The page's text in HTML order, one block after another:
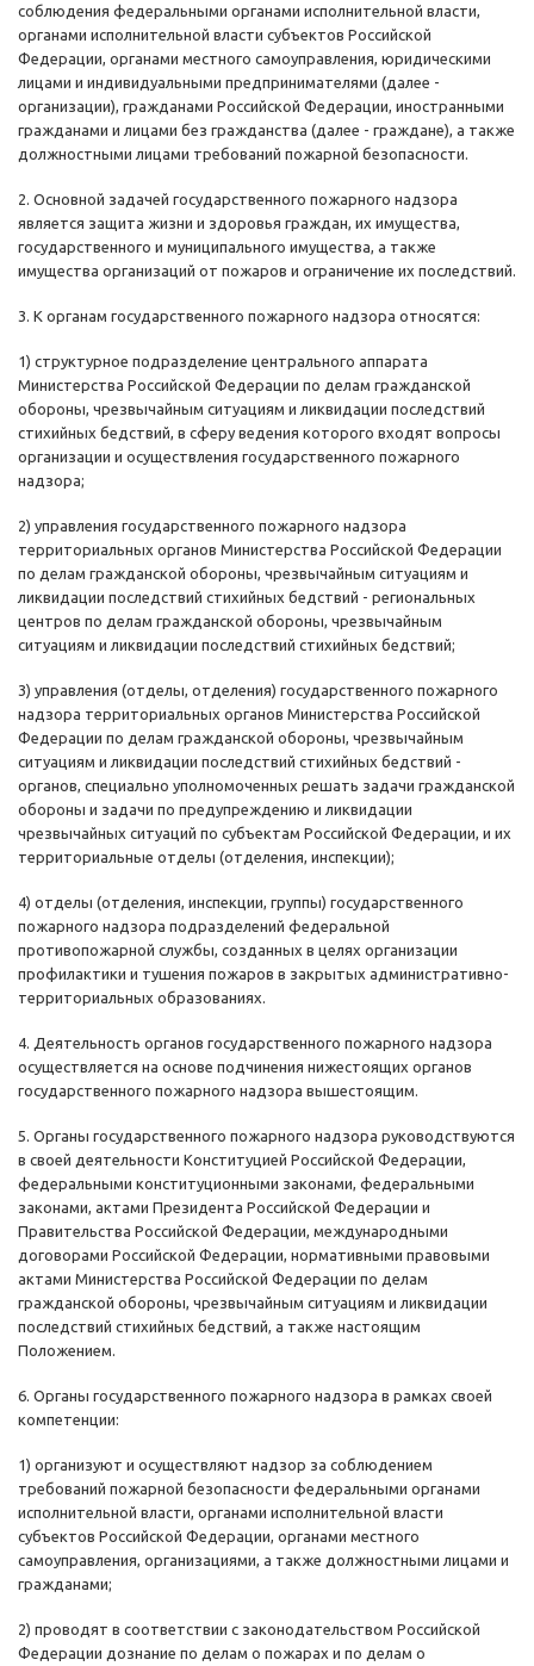
соблюдения федеральными органами исполнительной власти,
органами исполнительной власти субъектов Российской
Федерации, органами местного самоуправления, юридическими
лицами и индивидуальными предпринимателями (далее -
организации), гражданами Российской Федерации, иностранными
гражданами и лицами без гражданства (далее - граждане), а также
должностными лицами требований пожарной безопасности.
2. Основной задачей государственного пожарного надзора
является защита жизни и здоровья граждан, их имущества,
государственного и муниципального имущества, а также
имущества организаций от пожаров и ограничение их последствий.
3. К органам государственного пожарного надзора относятся:
1) структурное подразделение центрального аппарата
Министерства Российской Федерации по делам гражданской
обороны, чрезвычайным ситуациям и ликвидации последствий
стихийных бедствий, в сферу ведения которого входят вопросы
организации и осуществления государственного пожарного
надзора;
2) управления государственного пожарного надзора
территориальных органов Министерства Российской Федерации
по делам гражданской обороны, чрезвычайным ситуациям и
ликвидации последствий стихийных бедствий - региональных
центров по делам гражданской обороны, чрезвычайным
ситуациям и ликвидации последствий стихийных бедствий;
3) управления (отделы, отделения) государственного пожарного
надзора территориальных органов Министерства Российской
Федерации по делам гражданской обороны, чрезвычайным
ситуациям и ликвидации последствий стихийных бедствий -
органов, специально уполномоченных решать задачи гражданской
обороны и задачи по предупреждению и ликвидации
чрезвычайных ситуаций по субъектам Российской Федерации, и их
территориальные отделы (отделения, инспекции);
4) отделы (отделения, инспекции, группы) государственного
пожарного надзора подразделений федеральной
противопожарной службы, созданных в целях организации
профилактики и тушения пожаров в закрытых административно-
территориальных образованиях.
4. Деятельность органов государственного пожарного надзора
осуществляется на основе подчинения нижестоящих органов
государственного пожарного надзора вышестоящим.
5. Органы государственного пожарного надзора руководствуются
в своей деятельности Конституцией Российской Федерации,
федеральными конституционными законами, федеральными
законами, актами Президента Российской Федерации и
Правительства Российской Федерации, международными
договорами Российской Федерации, нормативными правовыми
актами Министерства Российской Федерации по делам
гражданской обороны, чрезвычайным ситуациям и ликвидации
последствий стихийных бедствий, а также настоящим
Положением.
6. Органы государственного пожарного надзора в рамках своей
компетенции:
1) организуют и осуществляют надзор за соблюдением
требований пожарной безопасности федеральными органами
исполнительной власти, органами исполнительной власти
субъектов Российской Федерации, органами местного
самоуправления, организациями, а также должностными лицами и
гражданами;
2) проводят в соответствии с законодательством Российской
Федерации дознание по делам о пожарах и по делам о